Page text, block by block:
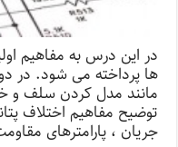
در این درس به مفاهیم
ها پرداخته می شود. در
مانند مدل کردن سلف و
توضیح مفاهیم اختلاف
جریان ، پارامترهای